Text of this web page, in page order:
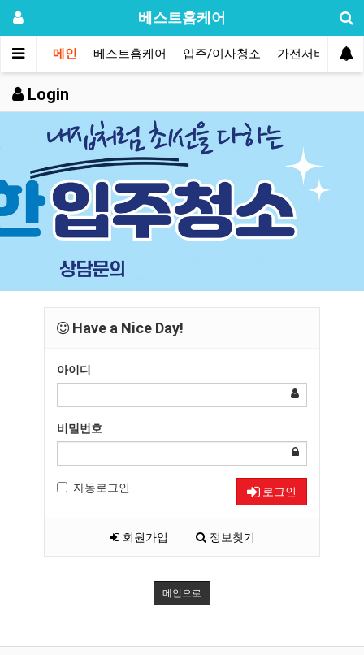
베스트홈케어
메인 베스트홈케어 입주/이사청소 가전서비스
Login
Have a Nice Day!
아이디
비밀번호
자동로그인 로그인
회원가입 정보찾기
메인으로